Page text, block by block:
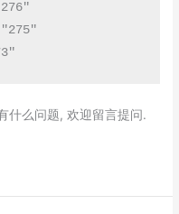
什么问题, 欢迎留言提问.